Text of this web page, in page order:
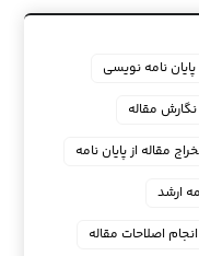
نامه نویسی
نگارش مقاله
مقاله از پایان نامه
ارشد
انجام اصلاحات مقاله